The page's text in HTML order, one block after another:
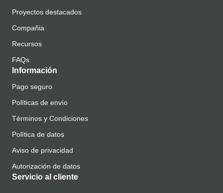
Proyectos destacados
Compañia
Recursos
FAQs
Información
Pago seguro
Políticas de envío
Términos y Condiciones
Política de datos
Aviso de privacidad
Autorización de datos
Servicio al cliente